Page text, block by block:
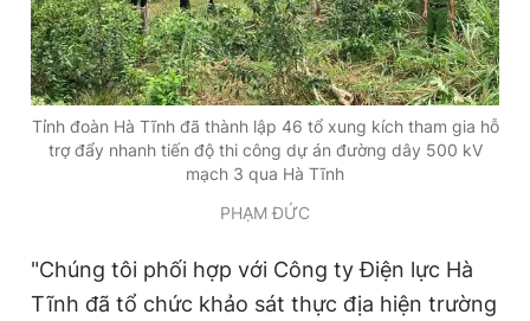
Tỉnh đoàn Hà Tĩnh đã thành lập 46 tổ xung kích tham gia hỗ
trợ đẩy nhanh tiến độ thi công dự án đường dây 500 kV
mạch 3 qua Hà Tĩnh
PHẠM ĐỨC
"Chúng tôi phối hợp với Công ty Điện lực Hà
Tĩnh đã tổ chức khảo sát thực địa hiện trường